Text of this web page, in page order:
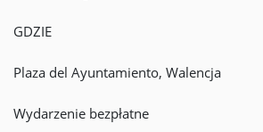
GDZIE
Plaza del Ayuntamiento, Walencja
Wydarzenie bezpłatne